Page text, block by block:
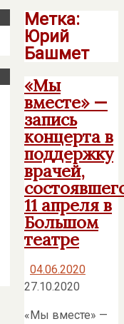
Метка:
Юрий
Башмет
«Мы
вместе» —
запись
концерта в
поддержку
врачей,
11 апреля в
Большом
театре
04.06.2020
27.10.2020
«Мы вместе» —